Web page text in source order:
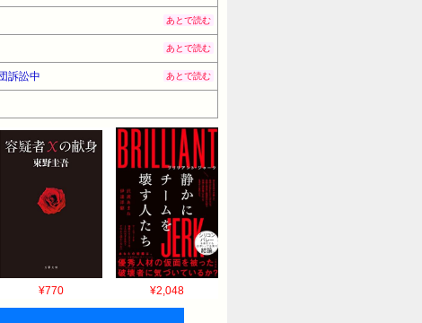
あとで読む
あとで読む
訴訟中 あとで読む
¥770 ¥2,048